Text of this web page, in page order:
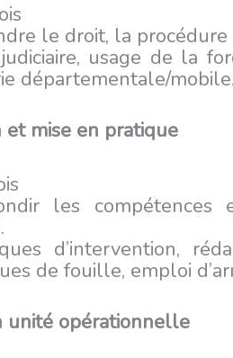
le droit, la
usage de la
départementale/
et mise en pratique
les compétences
d’intervention,
de fouille, emploi
unité opérationnelle